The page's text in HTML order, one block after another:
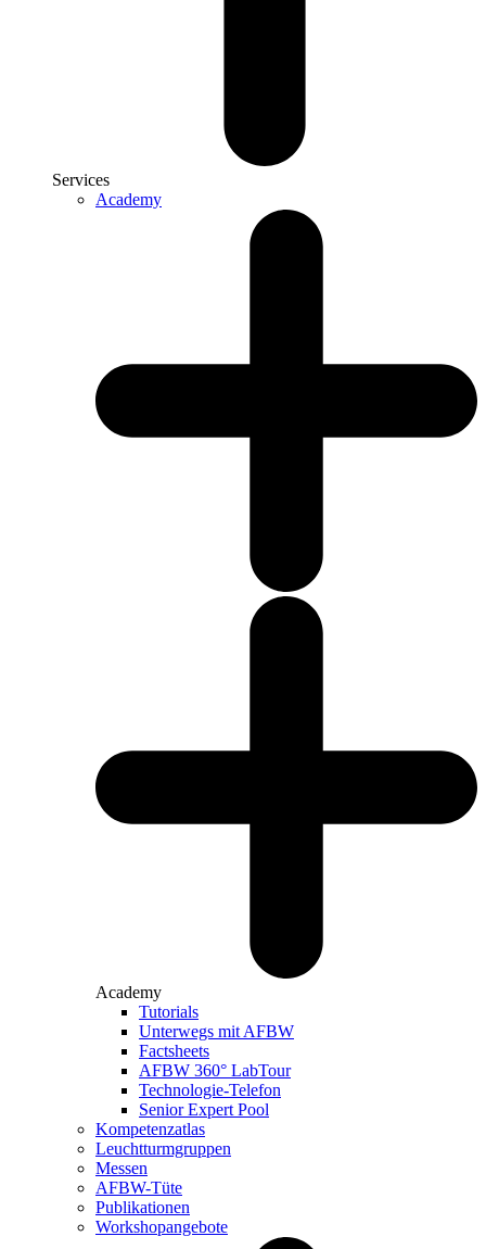
Services
Academy
Academy
Tutorials
Unterwegs mit AFBW
Factsheets
AFBW 360° LabTour
Technologie-Telefon
Senior Expert Pool
Kompetenzatlas
Leuchtturm­gruppen
Messen
AFBW-Tüte
Publikationen
Workshopangebote